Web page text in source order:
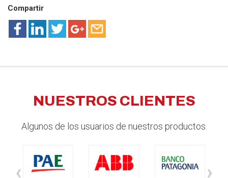
Compartir
NUESTROS CLIENTES
Algunos de los usuarios de nuestros productos.
‹ ›